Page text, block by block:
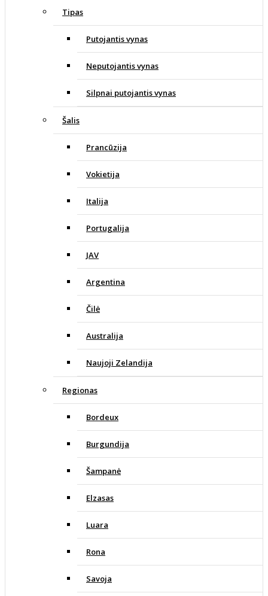
Tipas
Putojantis vynas
Neputojantis vynas
Silpnai putojantis vynas
Šalis
Prancūzija
Vokietija
Italija
Portugalija
JAV
Argentina
Čilė
Australija
Naujoji Zelandija
Regionas
Bordeux
Burgundija
Šampanė
Elzasas
Luara
Rona
Savoja